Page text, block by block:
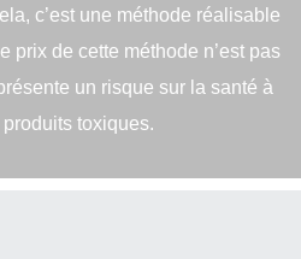
c’est une méthode réalisable
prix de cette méthode n’est pas
un risque sur la santé à
toxiques.